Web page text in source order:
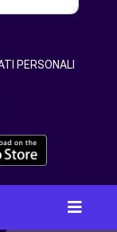
PERSONALI